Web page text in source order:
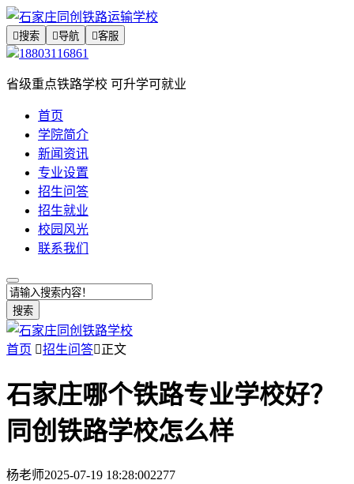
搜索 导航 客服
18803116861
省级重点铁路学校 可升学可就业
首页
学院简介
新闻资讯
专业设置
招生问答
招生就业
校园风光
联系我们
搜索
首页 招生问答正文
石家庄哪个铁路专业学校好？
同创铁路学校怎么样
杨老师2025-07-19 18:28:002277